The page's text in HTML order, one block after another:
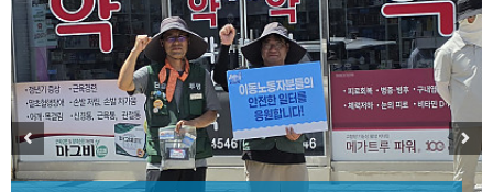
[조합원☆인터뷰] 서비스연맹 전국학교비정규직노
[산별소식] 건설산업연맹 플랜트건설노조 강원충
[성명] 막을 수 있었던 죽음, HL만도가 책임져라 :
Previous Next